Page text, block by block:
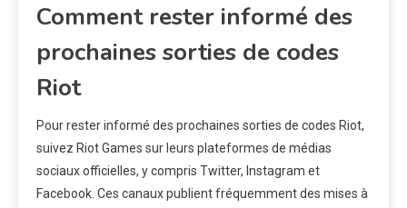
Comment rester informé des
prochaines sorties de codes
Riot
Pour rester informé des prochaines sorties de codes Riot,
suivez Riot Games sur leurs plateformes de médias
sociaux officielles, y compris Twitter, Instagram et
Facebook. Ces canaux publient fréquemment des mises à